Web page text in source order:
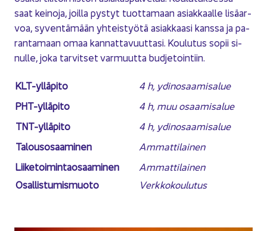
saat kei­no­ja, joil­la pys­tyt tuot­ta­maan asiak­kaal­le li­sä­ar­
voa, sy­ven­tä­mään yh­teis­työ­tä asiak­kaa­si kans­sa ja pa­
ran­ta­maan omaa kan­nat­ta­vuut­ta­si. Kou­lu­tus sopii si­
nul­le, joka tar­vit­set var­muut­ta bud­je­toin­tiin.
KLT-​ylläpito
4 h, ydin­osaa­mi­sa­lue
PHT-​ylläpito
4 h, muu osaa­mi­sa­lue
TNT-​ylläpito
4 h, ydin­osaa­mi­sa­lue
Ta­lous­osaa­mi­nen
Am­mat­ti­lai­nen
Lii­ke­toi­min­tao­saa­mi­nen
Am­mat­ti­lai­nen
Osal­lis­tu­mis­muo­to
Verk­ko­kou­lu­tus